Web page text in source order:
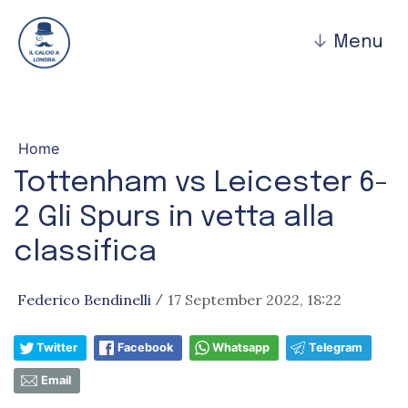
↓ Menu
Home
Tottenham vs Leicester 6-
2 Gli Spurs in vetta alla
classifica
Federico Bendinelli / 17 September 2022, 18:22
Twitter Facebook Whatsapp Telegram
Email